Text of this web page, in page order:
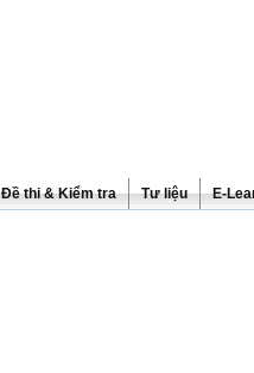
Đề thi & Kiểm tra Tư liệu E-